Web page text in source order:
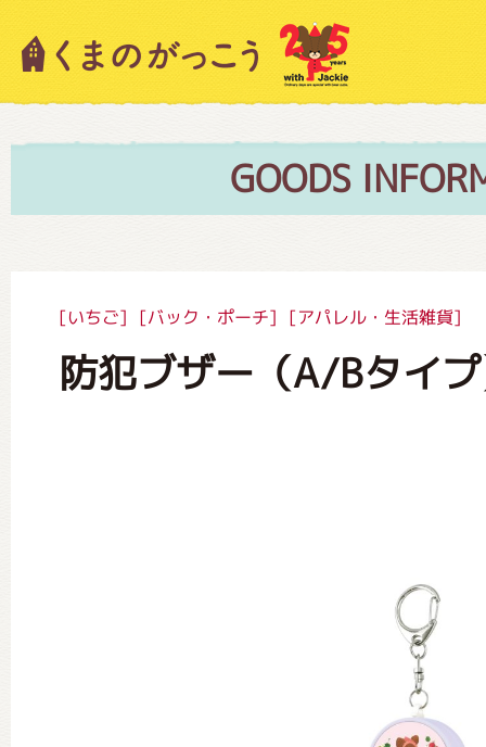
GOODS
[いちご] [バック・ポーチ] [アパレル・生活雑貨]
防犯ブザー（A/Bタイ
キャラクター紹介
絵本・作家紹介